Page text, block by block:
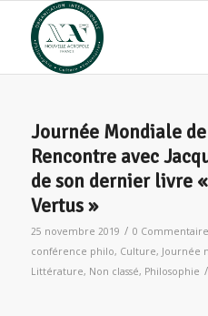
Journée Mondiale
Rencontre avec
de son dernier livre
Vertus »
25 novembre 2019 / 0
conférence philo, Culture, Journée
Littérature, Non classé, Philosophie /